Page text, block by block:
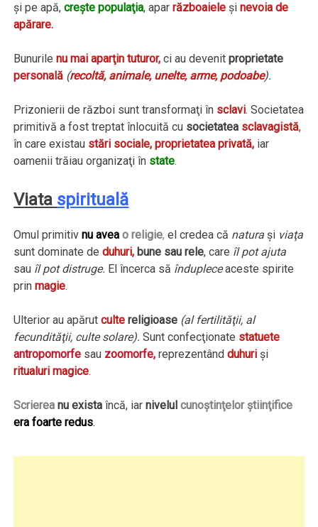
şi pe apă,creşte populaţia, aparrăzboaiele şinevoia de
apărare.
Bunurilenu mai aparţin tuturor, ci au devenitproprietate
personală (recoltă, animale, unelte, arme, podoabe).
Prizonierii de război sunt transformaţi în sclavi. Societatea
primitivă a fost treptat înlocuită cu societatea sclavagistă,
în care existau stări sociale, proprietatea privată, iar
oamenii trăiau organizaţi în state.
Viata spirituală
Omul primitivnu aveao religie, el credea că natura şi viaţa
sunt dominate deduhuri, bune sau rele, care îl pot ajuta
sau îl pot distruge. El încerca să îndupleceaceste spirite
prinmagie.
Ulterior au apărutculte religioase (al fertilităţii, al
fecundităţii, culte solare). Sunt confecţionate statuete
antropomorfe sau zoomorfe, reprezentândduhuri şi
ritualuri magice.
Scrierea nu exista încă, iarnivelulcunoştinţelor ştiinţifice
era foarte redus.